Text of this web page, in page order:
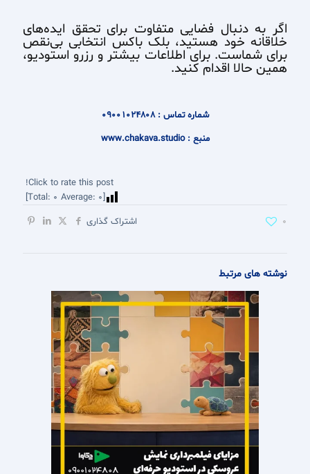
اگر به دنبال فضایی متفاوت برای تحقق ایده‌های
خلاقانه خود هستید، بلک باکس انتخابی بی‌نقص
برای شماست. برای اطلاعات بیشتر و رزرو استودیو،
همین حالا اقدام کنید.
شماره تماس : 09001024808
منبع : www.chakava.studio
Click to rate this post!
[Total:
0 Average: 0
]
اشتراک گذاری
0
نوشته های مرتبط